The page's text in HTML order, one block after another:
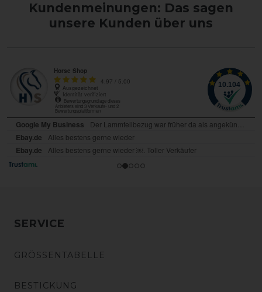
Kundenmeinungen: Das sagen
unsere Kunden über uns
SERVICE
GRÖSSENTABELLE
BESTICKUNG